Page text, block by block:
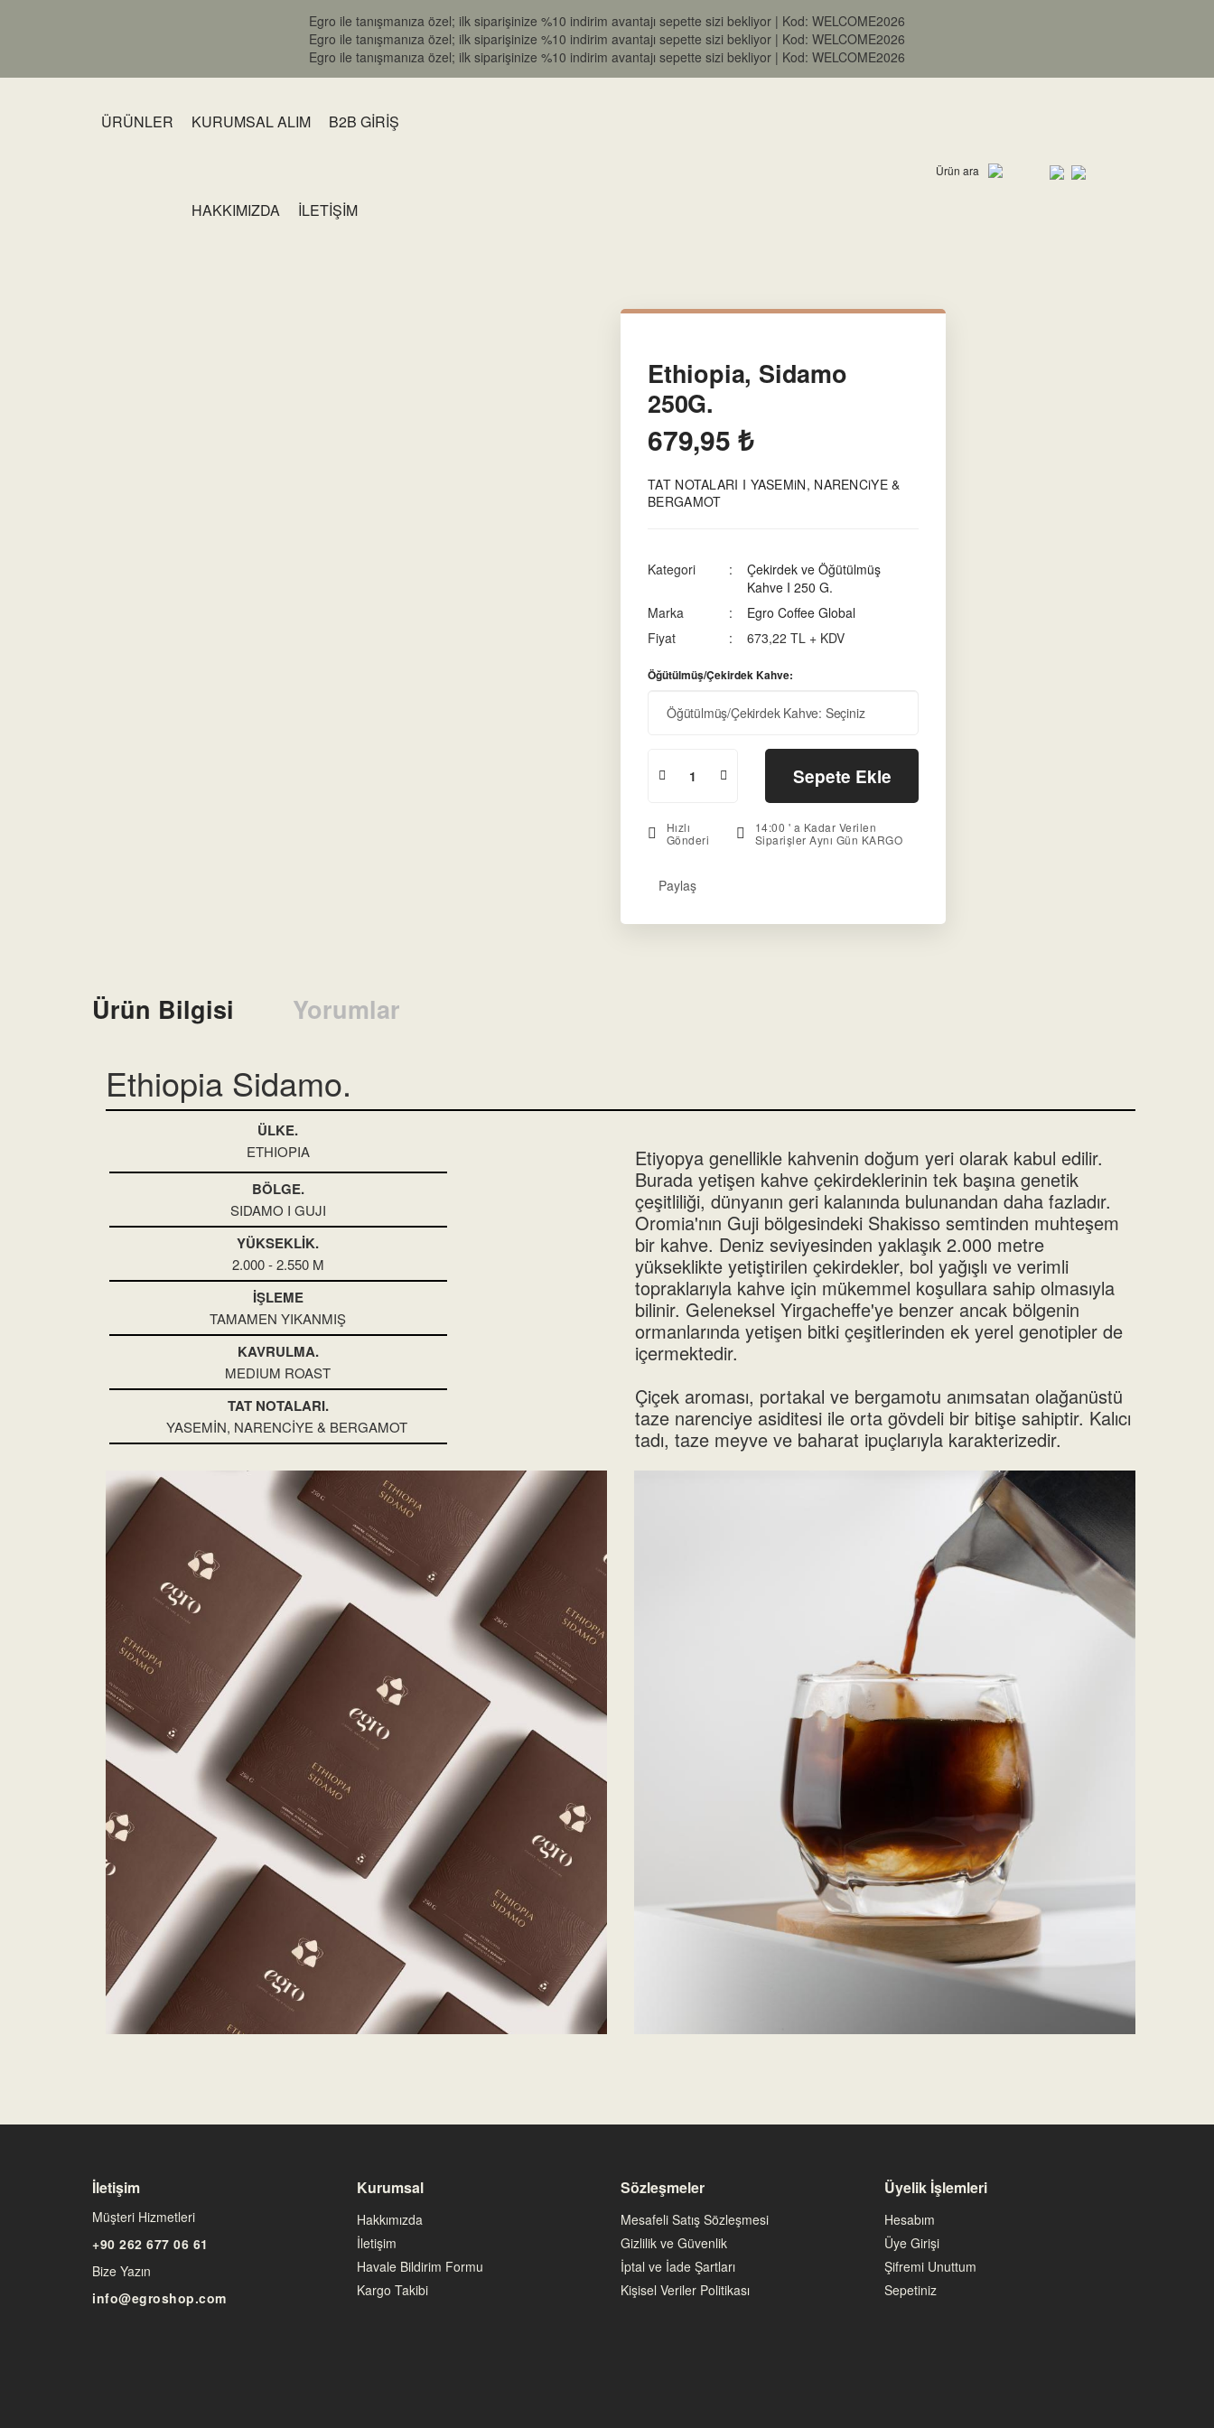
Egro ile tanışmanıza özel; ilk siparişinize %10 indirim avantajı sepette sizi bekliyor | Kod: WELCOME2026
Egro ile tanışmanıza özel; ilk siparişinize %10 indirim avantajı sepette sizi bekliyor | Kod: WELCOME2026
Egro ile tanışmanıza özel; ilk siparişinize %10 indirim avantajı sepette sizi bekliyor | Kod: WELCOME2026
ÜRÜNLER KURUMSAL ALIM B2B GİRİŞ
HAKKIMIZDA İLETİŞİM
Ürün ara
Ethiopia, Sidamo
250G.
679,95 ₺
TAT NOTALARI I YASEMiN, NARENCiYE &
BERGAMOT
Kategori
Çekirdek ve Öğütülmüş
Kahve I 250 G.
Marka
Egro Coffee Global
Fiyat
673,22 TL + KDV
Öğütülmüş/Çekirdek Kahve:
Sepete Ekle
Hızlı
Gönderi
14:00 ' a Kadar Verilen
Siparişler Aynı Gün KARGO
Paylaş
Ürün Bilgisi Yorumlar
Ethiopia Sidamo.
ÜLKE.
ETHIOPIA
BÖLGE.
SIDAMO I GUJI
YÜKSEKLİK.
2.000 - 2.550 M
İŞLEME
TAMAMEN YIKANMIŞ
KAVRULMA.
MEDIUM ROAST
TAT NOTALARI.
YASEMİN, NARENCİYE & BERGAMOT
Etiyopya genellikle kahvenin doğum yeri olarak kabul edilir.
Burada yetişen kahve çekirdeklerinin tek başına genetik
çeşitliliği, dünyanın geri kalanında bulunandan daha fazladır.
Oromia'nın Guji bölgesindeki Shakisso semtinden muhteşem
bir kahve. Deniz seviyesinden yaklaşık 2.000 metre
yükseklikte yetiştirilen çekirdekler, bol yağışlı ve verimli
topraklarıyla kahve için mükemmel koşullara sahip olmasıyla
bilinir. Geleneksel Yirgacheffe'ye benzer ancak bölgenin
ormanlarında yetişen bitki çeşitlerinden ek yerel genotipler de
içermektedir.
Çiçek aroması, portakal ve bergamotu anımsatan olağanüstü
taze narenciye asiditesi ile orta gövdeli bir bitişe sahiptir. Kalıcı
tadı, taze meyve ve baharat ipuçlarıyla karakterizedir.
İletişim
Müşteri Hizmetleri
+90 262 677 06 61
Bize Yazın
info@egroshop.com
Kurumsal
Hakkımızda
İletişim
Havale Bildirim Formu
Kargo Takibi
Sözleşmeler
Mesafeli Satış Sözleşmesi
Gizlilik ve Güvenlik
İptal ve İade Şartları
Kişisel Veriler Politikası
Üyelik İşlemleri
Hesabım
Üye Girişi
Şifremi Unuttum
Sepetiniz